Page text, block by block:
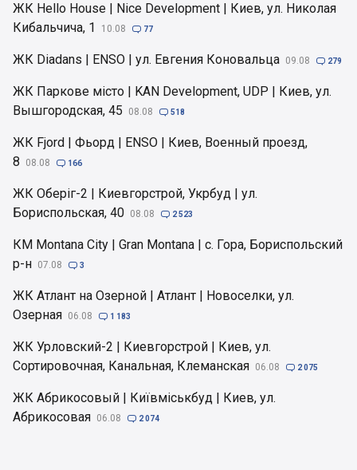
ЖК Hello House | Nice Development | Киев, ул. Николая
Кибальчича, 1
10.08  77
ЖК Diadans | ENSO | ул. Евгения Коновальца 09.08  279
ЖК Паркове місто | KAN Development, UDP | Киев, ул.
Вышгородская, 45
08.08  518
ЖК Fjord | Фьорд | ENSO | Киев, Военный проезд,
8
08.08  166
ЖК Оберіг-2 | Киевгорстрой, Укрбуд | ул.
Бориспольская, 40 08.08  2 523
КМ Montana City | Gran Montana | с. Гора, Бориспольский
р-н 07.08  3
ЖК Атлант на Озерной | Атлант | Новоселки, ул.
Озерная 06.08  1 183
ЖК Урловский-2 | Киевгорстрой | Киев, ул.
Сортировочная, Канальная, Клеманская 06.08  2 075
ЖК Абрикосовый | Київміськбуд | Киев, ул.
Абрикосовая 06.08  2 074